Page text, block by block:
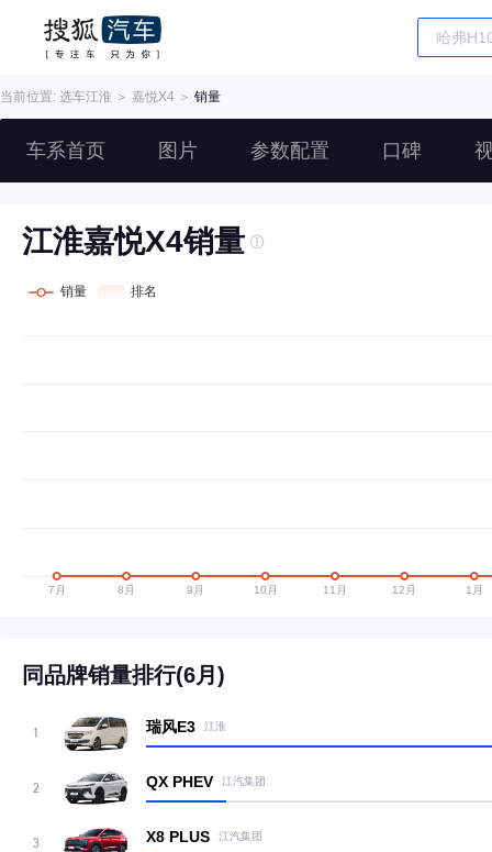
当前位置: 选车江淮 ＞ 嘉悦X4 ＞ 销量
车系首页 图片 参数配置 口碑
江淮嘉悦X4销量
同品牌销量排行(6月)
1 瑞风E3 江淮
2 QX PHEV 江汽集团
3 X8 PLUS 江汽集团